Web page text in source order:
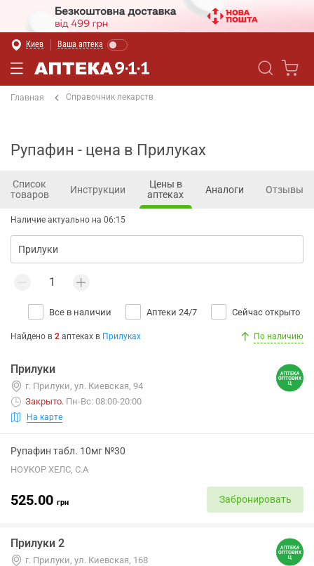
Киев Ваша аптека
Главная Справочник лекарств
Рупафин - цена в Прилуках
Список
товаров
Инструкции
Цены в
аптеках
Аналоги Отзывы
Наличие актуально на 06:15
Все в наличии Аптеки 24/7 Сейчас открыто
Найдено в 2 аптеках в Прилуках По наличию
Прилуки
г. Прилуки, ул. Киевская, 94
Закрыто. Пн-Вс: 08:00-20:00
На карте
Рупафин табл. 10мг №30
НОУКОР ХЕЛС, С.А
525.00 грн Забронировать
Прилуки 2
г. Прилуки, ул. Киевская, 168